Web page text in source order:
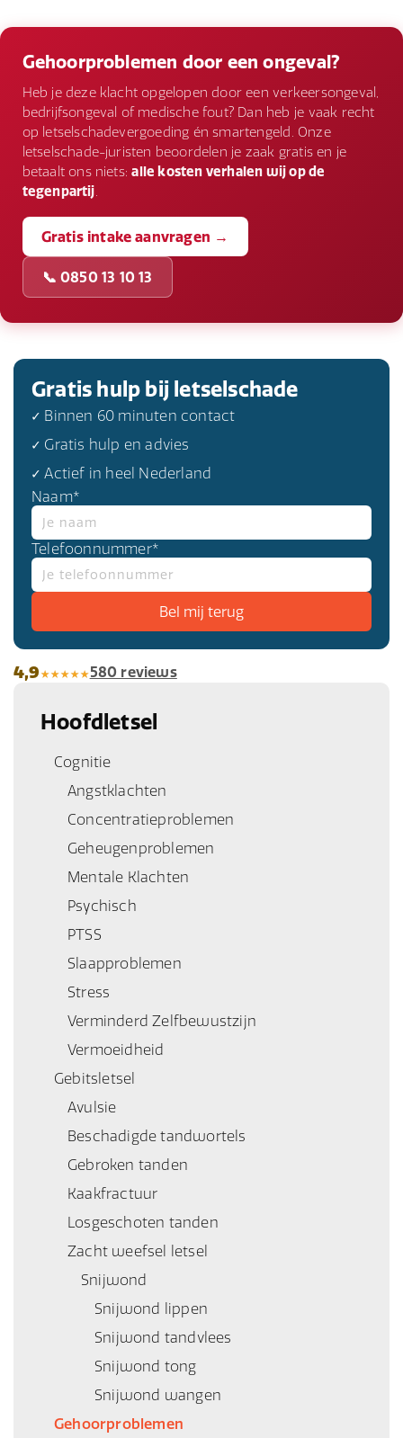
Gehoorproblemen door een ongeval?
Heb je deze klacht opgelopen door een verkeersongeval,
bedrijfsongeval of medische fout? Dan heb je vaak recht
op letselschadevergoeding én smartengeld. Onze
letselschade-juristen beoordelen je zaak gratis en je
betaalt ons niets:alle kosten verhalen wij op de
tegenpartij
Gratis intake aanvragen →
📞 0850 13 10 13
Gratis hulp bij letselschade
✓ Binnen 60 minuten contact
✓ Gratis hulp en advies
✓ Actief in heel Nederland
Naam*
Telefoonnummer*
4,9 580 reviews
Hoofdletsel
Cognitie
Angstklachten
Concentratieproblemen
Geheugenproblemen
Mentale Klachten
Psychisch
PTSS
Slaapproblemen
Stress
Verminderd Zelfbewustzijn
Vermoeidheid
Gebitsletsel
Avulsie
Beschadigde tandwortels
Gebroken tanden
Kaakfractuur
Losgeschoten tanden
Zacht weefsel letsel
Snijwond
Snijwond lippen
Snijwond tandvlees
Snijwond tong
Snijwond wangen
Gehoorproblemen